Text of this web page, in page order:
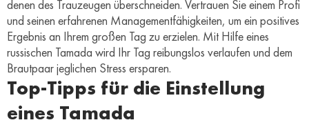
denen des Trauzeugen überschneiden. Vertrauen Sie einem Profi
und seinen erfahrenen Managementfähigkeiten, um ein positives
Ergebnis an Ihrem großen Tag zu erzielen. Mit Hilfe eines
russischen Tamada wird Ihr Tag reibungslos verlaufen und dem
Brautpaar jeglichen Stress ersparen.
Top-Tipps für die Einstellung
eines Tamada